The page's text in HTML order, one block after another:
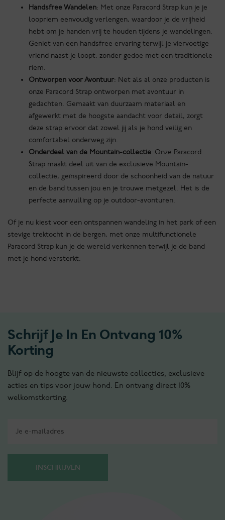
Handsfree Wandelen: Met onze Paracord Strap kun je je
loopriem eenvoudig verlengen, waardoor je de vrijheid
hebt om je handen vrij te houden tijdens je wandelingen.
Geniet van een handsfree ervaring terwijl je viervoetige
vriend naast je loopt, zonder gedoe met een traditionele
riem.
Ontworpen voor Avontuur: Net als al onze producten is
onze Paracord Strap ontworpen met avontuur in
gedachten. Gemaakt van duurzaam materiaal en
afgewerkt met de hoogste aandacht voor detail, zorgt
deze strap ervoor dat zowel jij als je hond veilig en
comfortabel onderweg zijn.
Onderdeel van de Mountain-collectie: Onze Paracord
Strap maakt deel uit van de exclusieve Mountain-
collectie, geïnspireerd door de schoonheid van de natuur
en de band tussen jou en je trouwe metgezel. Het is de
perfecte aanvulling op je outdoor-avonturen.
Of je nu kiest voor een ontspannen wandeling in het park of een
stevige trektocht in de bergen, met onze multifunctionele
Paracord Strap kun je de wereld verkennen terwijl je de band
met je hond versterkt.
Schrijf Je In En Ontvang 10%
Korting
Blijf op de hoogte van de nieuwste collecties, exclusieve
acties en tips voor jouw hond. En ontvang direct 10%
welkomstkorting.